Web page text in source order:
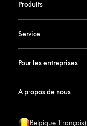
Produits
Service
Pour les entreprises
A propos de nous
Belgique (Français)